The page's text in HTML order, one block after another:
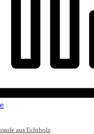
aus Echtholz